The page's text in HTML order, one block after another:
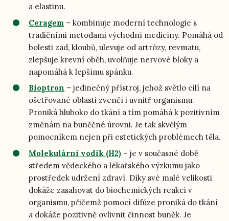
a elastinu.
Ceragem – kombinuje moderní technologie s
tradičními metodami východní medicíny. Pomáhá od
bolesti zad, kloubů, ulevuje od artrózy, revmatu,
zlepšuje krevní oběh, uvolňuje nervové bloky a
napomáhá k lepšímu spánku.
Bioptron – jedinečný přístroj, jehož světlo cílí na
ošetřované oblasti zvenčí i uvnitř organismu.
Proniká hluboko do tkání a tím pomáhá k pozitivním
změnám na buněčné úrovni. Je tak skvělým
pomocníkem nejen při estetických problémech těla.
Molekulární vodík (H2) – je v současné době
středem vědeckého a lékařského výzkumu jako
prostředek udržení zdraví. Díky své malé velikosti
dokáže zasahovat do biochemických reakcí v
organismu, přičemž pomocí difúze proniká do tkání
a dokáže pozitivně ovlivnit činnost buněk. Je